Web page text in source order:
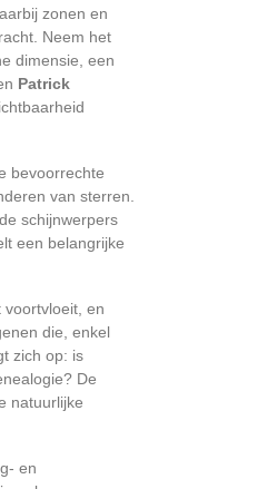
zonen en
Neem het
dimensie, een
Patrick
bevoorrechte
van sterren.
schijnwerpers
een belangrijke
voortvloeit, en
die, enkel
zich op: is
De
natuurlijke
en